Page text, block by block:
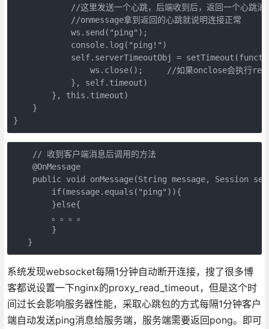
//这里发送一个心跳，后端收到后，返回一个心跳消
            //onmessage拿到返回的心跳就说明连接正常
            ws.send("ping");
            console.log("ping!")
self.serverTimeoutObj =
ws.close();     //如果onclose会执行
            }, self.timeout)
        }, this.timeout)
    }
}
    // 收到客户端消息后调用的方法
    @OnMessage
public void onMessage(String message, Session
        if(message.equals("ping")){
        }else{
        。。。。
        }
   }
系统发现websocket每隔1分钟自动断开连接，搜了很多博
客都说设置一下nginx的proxy_read_timeout，但是这个时
间过长会影响服务器性能，采取心跳包的方式每隔1分钟客户
端自动发送ping消息给服务端，服务端需要返回pong。即可